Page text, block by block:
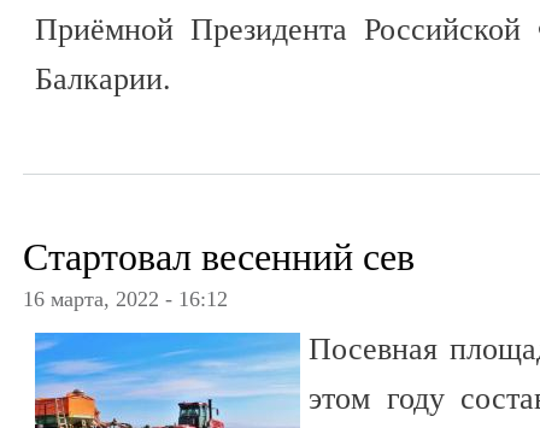
Приёмной Президента
Балкарии.
Стартовал весенний сев
16 марта, 2022 - 16:12
Посевная
этом году